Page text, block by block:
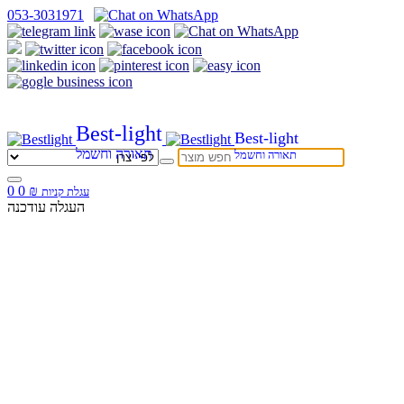
053-3031971
Best-light
תאורה וחשמל
Best-light
תאורה וחשמל
0 עגלת קניות ₪
0
העגלה עודכנה